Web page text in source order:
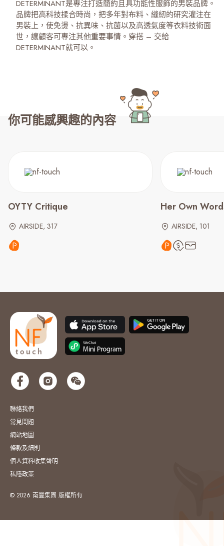
DETERMINANT是專注打造簡約且具功能性服飾的男裝品牌。
品牌把高科技揉合時尚，把多年對布料、縫紉的研究灌注在
男裝上，使免燙、抗異味、抗菌以及高透氣度等衣料技術面
世，讓顧客可專注其他重要事情。穿搭 – 交給
DETERMINANT就可以。
你可能感興趣的內容
OYTY Critique
AIRSIDE, 317
Her Own
AIRSIDE, 101
聯絡我們
常見問題
網站地圖
條款及細則
個人資料收集聲明
私隱政策
© 2026 南豐集團 版權所有